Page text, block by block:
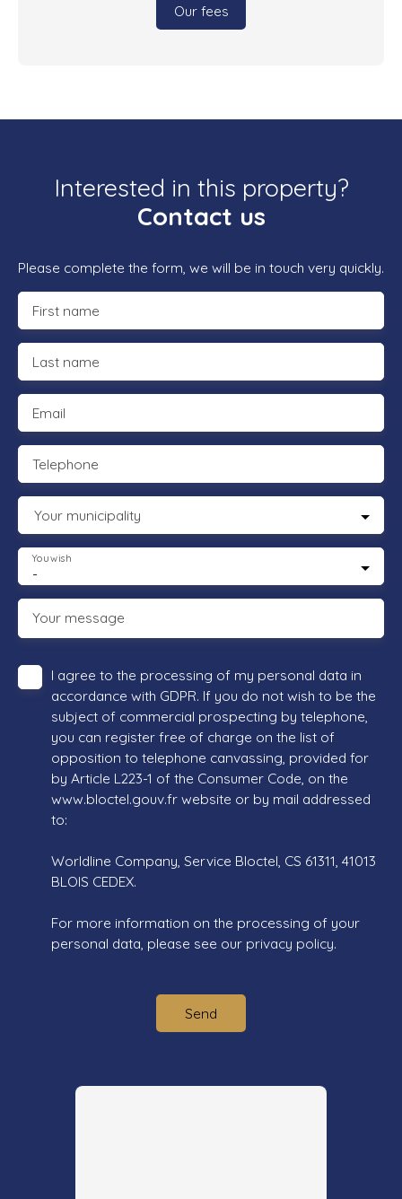
Our fees
Interested in this property?
Contact us
Please complete the form, we will be in touch very quickly.
First name
Last name
Email
Telephone
Your municipality
-
You wish
Your message
I agree to the processing of my personal data in
accordance with GDPR. If you do not wish to be the
subject of commercial prospecting by telephone,
you can register free of charge on the list of
opposition to telephone canvassing, provided for
by Article L223-1 of the Consumer Code, on the
www.bloctel.gouv.fr website or by mail addressed
to:
Worldline Company, Service Bloctel, CS 61311, 41013
BLOIS CEDEX.
For more information on the processing of your
personal data, please see our privacy policy.
Send